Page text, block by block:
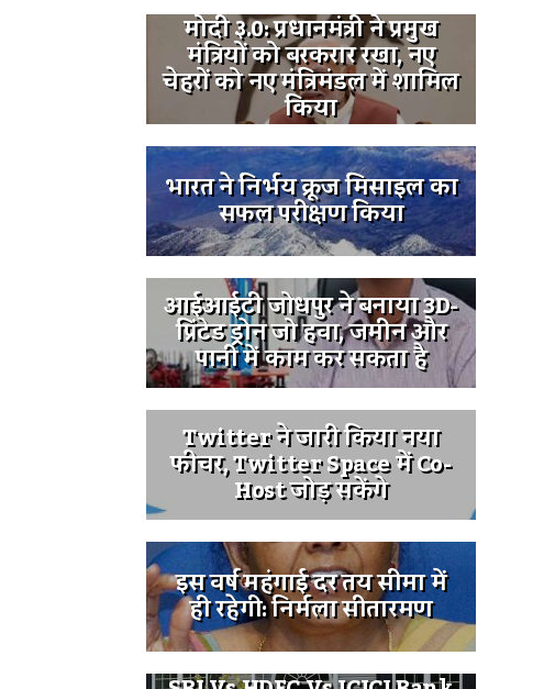
मोदी ३.0: प्रधानमंत्री ने प्रमुख
मंत्रियों को बरकरार रखा, नए
चेहरों को नए मंत्रिमंडल में शामिल
किया
भारत ने निर्भय क्रूज मिसाइल का
सफल परीक्षण किया
आईआईटी जोधपुर ने बनाया 3D-
प्रिंटेड ड्रोन जो हवा, जमीन और
पानी में काम कर सकता है
Twitter ने जारी किया नया
फीचर, Twitter Space में Co-
Host जोड़ सकेंगे
इस वर्ष महंगाई दर तय सीमा में
ही रहेगी: निर्मला सीतारमण